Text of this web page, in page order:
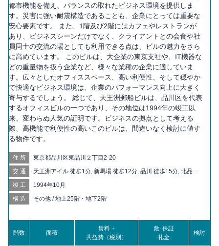
都市機能を備え、バランスの取れたビジネス環境を提供しま
す。災害に強い耐震構造であることも、企業にとっては重要な
安心要素です。 また、1階及び2階にはカフェやレストランが
あり、ビジネスシーンだけでなく、クライアントとの会食や社
員同士の交流の場としても利用できる点は、ビルの魅力をさら
に高めています。 このビルは、大企業の東京支社や、IT機器な
どの重量物を扱う企業など、様々な業種の企業に適していま
す。広々としたオフィススペース、高い利便性、そして穏やか
で快適なビジネス環境は、企業のパフォーマンス向上に大きく
寄与するでしょう。 総じて、天王洲郵船ビルは、品川区を代表
するオフィスビルの一つであり、その地位は1994年の竣工以
来、変わらぬ人気の証明です。ビジネスの拠点として考える
際、高機能で利便性の高いこのビルは、間違いなく検討に値す
る物件です。
住所 東京都品川区東品川２丁目2-20
交通
天王洲アイル 徒歩1分, 新馬場 徒歩12分, 品川 徒歩15分, 北品川
竣工 1994年10月
構造 その他 / 地上25階・地下2階
階数 面積
賃料 +
共益費（税別）
敷･保証
礼金
検討